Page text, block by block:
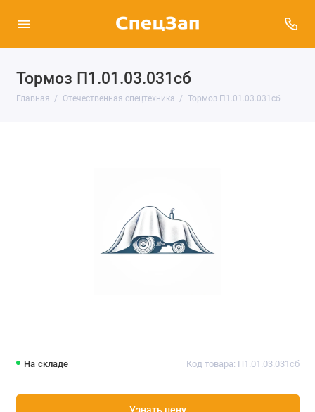
Тормоз П1.01.03.031сб
Главная Отечественная спецтехника Тормоз П1.01.03.031сб
На складе Код товара: П1.01.03.031сб